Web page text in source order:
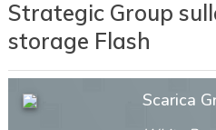
Strategic Group
storage Flash
Scarica